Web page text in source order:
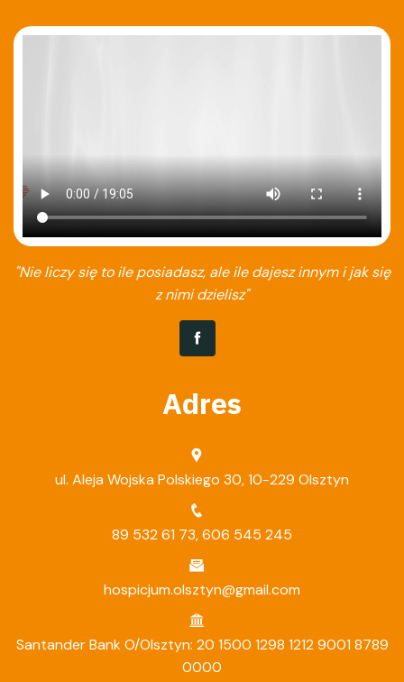
"Nie liczy się to ile posiadasz, ale ile dajesz innym i jak się
z nimi dzielisz"
Adres
ul. Aleja Wojska Polskiego 30, 10-229 Olsztyn
89 532 61 73,606 545 245
hospicjum.olsztyn@gmail.com
Santander Bank O/Olsztyn: 20 1500 1298 1212 9001 8789
0000